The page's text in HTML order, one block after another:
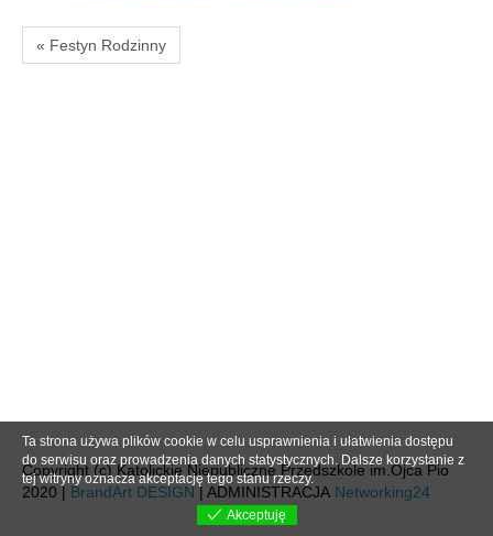
« Festyn Rodzinny
Copyright (c) Katolickie Niepubliczne Przedszkole im.Ojca Pio
2020 | BrandArt DESIGN | ADMINISTRACJA Networking24
Ta strona używa plików cookie w celu usprawnienia i ułatwienia dostępu
do serwisu oraz prowadzenia danych statystycznych. Dalsze korzystanie z
tej witryny oznacza akceptację tego stanu rzeczy.
Akceptuję